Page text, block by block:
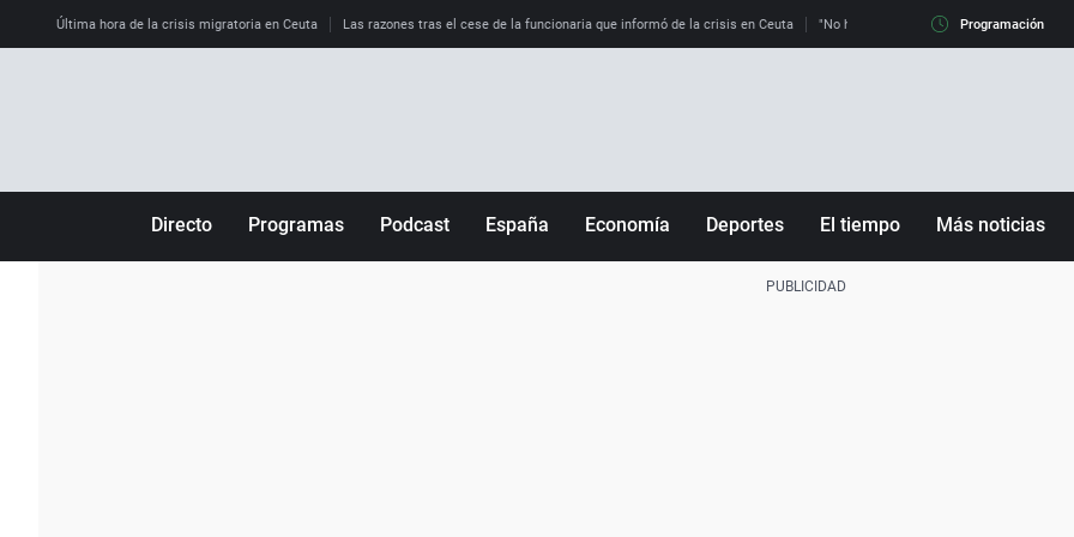
Última hora de la crisis migratoria en Ceuta Las razones tras el cese de la funcionaria que informó de la crisis en Ceuta "No hay mafias, que no nos engañen":
Programación
Directo Programas Podcast España Economía Deportes El tiempo Más noticias